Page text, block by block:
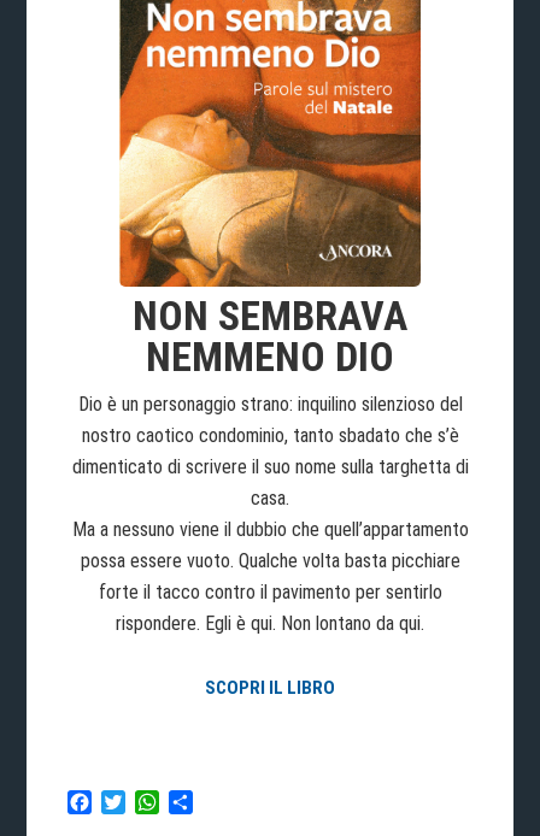
NON SEMBRAVA
NEMMENO DIO
Dio è un personaggio strano: inquilino silenzioso del
nostro caotico condominio, tanto sbadato che s’è
dimenticato di scrivere il suo nome sulla targhetta di
casa.
Ma a nessuno viene il dubbio che quell’appartamento
possa essere vuoto. Qualche volta basta picchiare
forte il tacco contro il pavimento per sentirlo
rispondere. Egli è qui. Non lontano da qui.
SCOPRI IL LIBRO
Facebook
TwitterWhatsApp